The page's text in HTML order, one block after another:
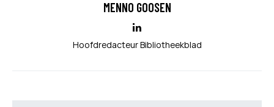
MENNO GOOSEN
Hoofdredacteur Bibliotheekblad